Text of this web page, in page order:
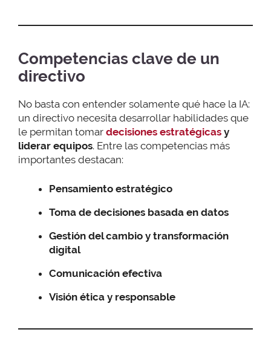
Competencias clave de un
directivo
No basta con entender solamente qué hace la IA:
un directivo necesita desarrollar habilidades que
le permitan tomar decisiones estratégicas y
liderar equipos. Entre las competencias más
importantes destacan:
Pensamiento estratégico
Toma de decisiones basada en datos
Gestión del cambio y transformación
digital
Comunicación efectiva
Visión ética y responsable